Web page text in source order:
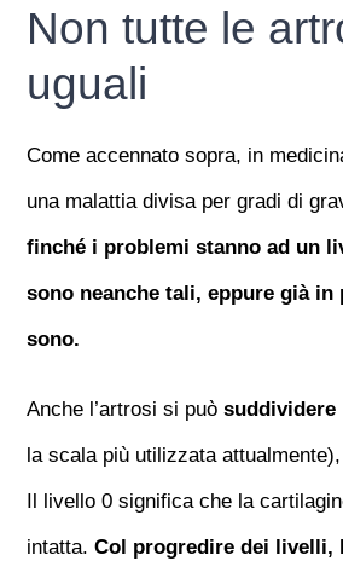
Non tutte le
uguali
Come accennato sopra, in
una malattia divisa per gradi di
finché i problemi stanno ad un
sono neanche tali, eppure già in
sono.
Anche l’artrosi si può
la scala più utilizzata
Il livello 0 significa che la
intatta.Col progredire dei livelli,